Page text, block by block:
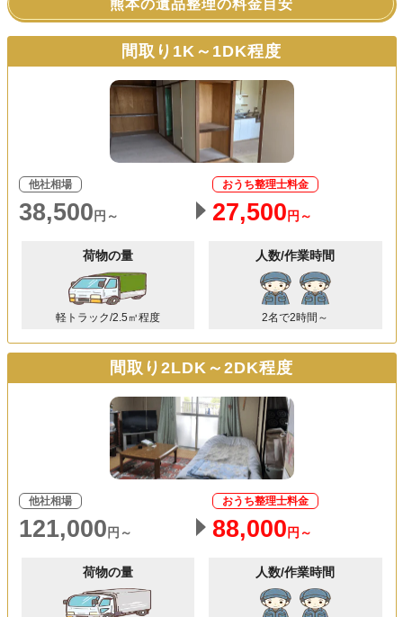
熊本の遺品整理の料金目安
間取り1K～1DK程度
他社相場
38,500 円～
おうち整理士料金
27,500 円～
荷物の量
軽トラック/2.5㎥程度
人数/作業時間
2名で2時間～
間取り2LDK～2DK程度
他社相場
121,000 円～
おうち整理士料金
88,000 円～
荷物の量 人数/作業時間